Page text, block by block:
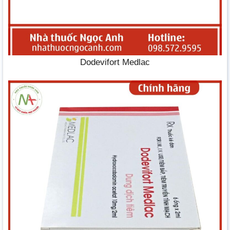
Dodevifort Medlac